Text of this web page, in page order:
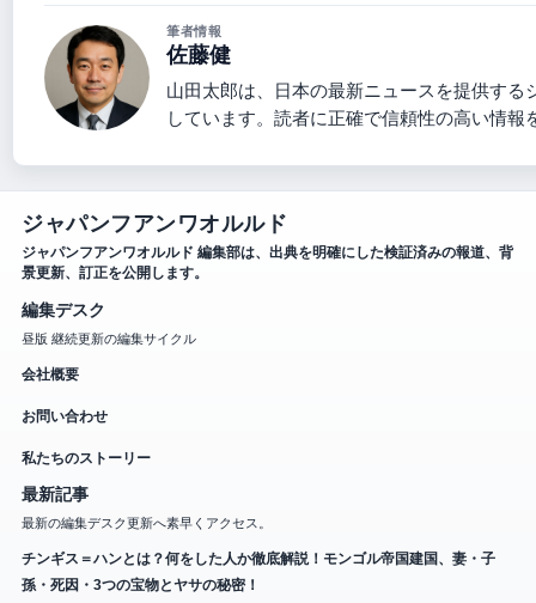
筆者情報
佐藤健
山田太郎は、日本の最新ニュースを提供す
しています。読者に正確で信頼性の高い情
ジャパンフアンワオルルド
ジャパンフアンワオルルド 編集部は、出典を明確にした検証済みの報道、背
景更新、訂正を公開します。
編集デスク
昼版 継続更新の編集サイクル
会社概要
お問い合わせ
私たちのストーリー
最新記事
最新の編集デスク更新へ素早くアクセス。
チンギス＝ハンとは？何をした人か徹底解説！モンゴル帝国建国、妻・子
孫・死因・3つの宝物とヤサの秘密！